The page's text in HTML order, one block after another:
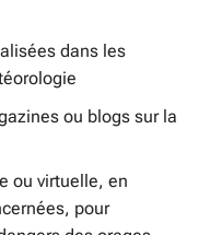
dans les
ou blogs sur la
ou virtuelle, en
pour